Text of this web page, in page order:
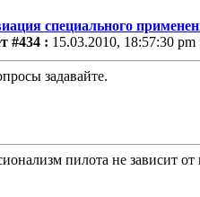
специального
#434 : 15.03.2010, 18:57:30 pm
задавайте.
пилота не зависит